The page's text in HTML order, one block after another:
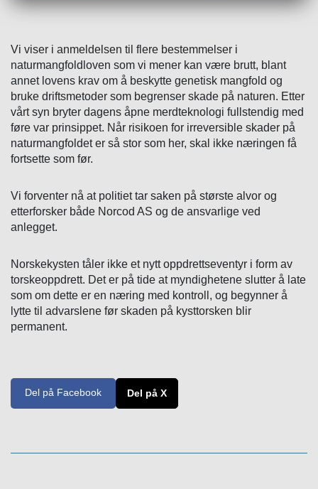
Vi viser i anmeldelsen til flere bestemmelser i
naturmangfoldloven som vi mener kan være brutt, blant
annet lovens krav om å beskytte genetisk mangfold og
bruke driftsmetoder som begrenser skade på naturen. Etter
vårt syn bryter dagens åpne merdteknologi fullstendig med
føre var prinsippet. Når risikoen for irreversible skader på
naturmangfoldet er så stor som her, skal ikke næringen få
fortsette som før.
Vi forventer nå at politiet tar saken på største alvor og
etterforsker både Norcod AS og de ansvarlige ved
anlegget.
Norskekysten tåler ikke et nytt oppdrettseventyr i form av
torskeoppdrett. Det er på tide at myndighetene slutter å late
som om dette er en næring med kontroll, og begynner å
lytte til advarslene før skaden på kysttorsken blir
permanent.
Del på Facebook Del på X